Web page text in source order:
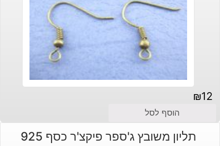
₪12
הוסף לסל
תליון משובץ ג'ספר פיקצ'ר כסף 925